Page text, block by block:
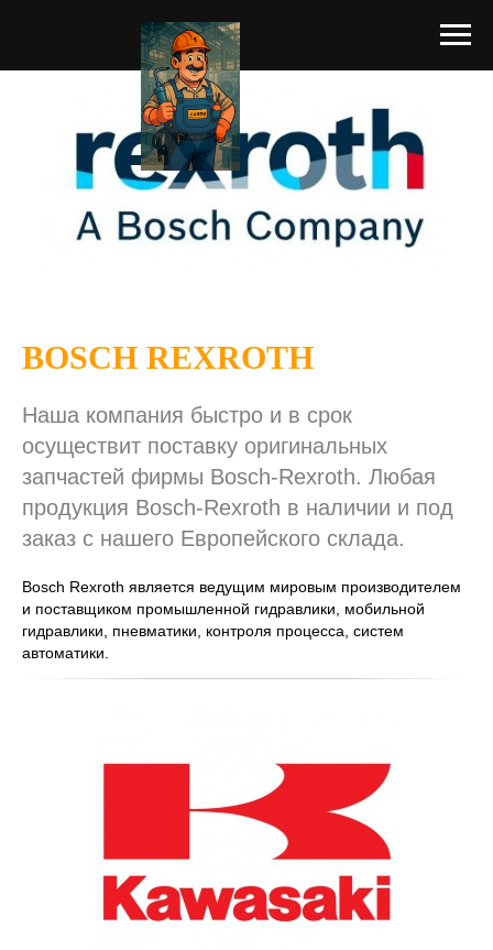
BOSCH REXROTH
Наша компания быстро и в срок
осуществит поставку оригинальных
запчастей фирмы Bosch-Rexroth. Любая
продукция Bosch-Rexroth в наличии и под
заказ с нашего Европейского склада.
Bosch Rexroth является ведущим мировым производителем
и поставщиком промышленной гидравлики, мобильной
гидравлики, пневматики, контроля процесса, систем
автоматики.